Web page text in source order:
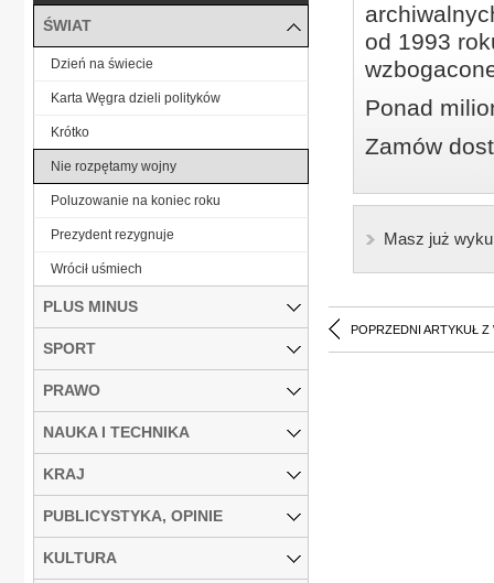
od 1993
Ponad
Zamów
Masz już
POPRZEDNI ARTYKUŁ Z
ŚWIAT
Dzień na świecie
Karta Węgra dzieli polityków
Krótko
Nie rozpętamy wojny
Poluzowanie na koniec roku
Prezydent rezygnuje
Wrócił uśmiech
PLUS MINUS
SPORT
PRAWO
NAUKA I TECHNIKA
KRAJ
PUBLICYSTYKA, OPINIE
KULTURA